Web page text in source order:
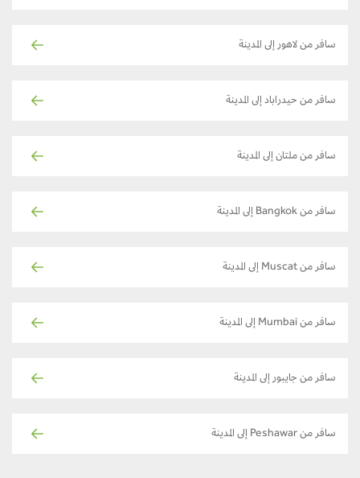
سافر من لاهور إلى المدينة
سافر من حيدراباد إلى المدينة
سافر من ملتان إلى المدينة
سافر من Bangkok إلى المدينة
سافر من Muscat إلى المدينة
سافر من Mumbai إلى المدينة
سافر من جايبور إلى المدينة
سافر من Peshawar إلى المدينة